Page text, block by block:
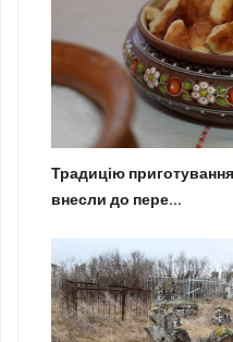
Традицію
внесли до пере...